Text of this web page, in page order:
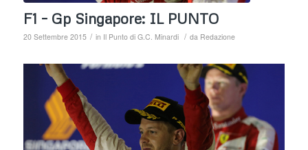
F1 – Gp Singapore: IL PUNTO
20 Settembre 2015 / in Il Punto di G.C. Minardi / da Redazione